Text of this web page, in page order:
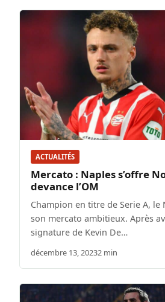
ACTUALITÉS
Mercato : Naples s’offre
devance l’OM
Champion en titre de Serie A,
son mercato ambitieux. Après
signature de Kevin De…
décembre 13, 20232 min